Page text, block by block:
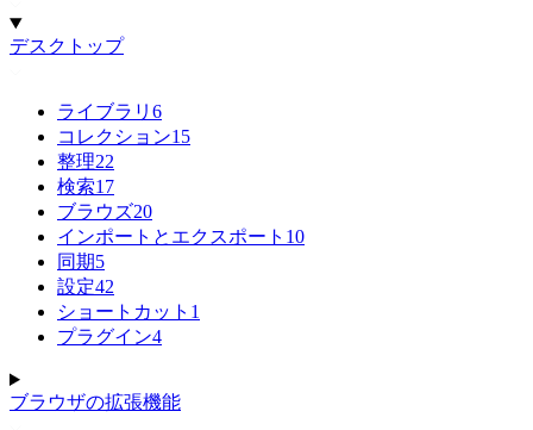
デスクトップ
ライブラリ 6
コレクション15
整理22
検索17
ブラウズ20
インポートとエクスポート 10
同期5
設定42
ショートカット 1
プラグイン4
ブラウザの拡張機能